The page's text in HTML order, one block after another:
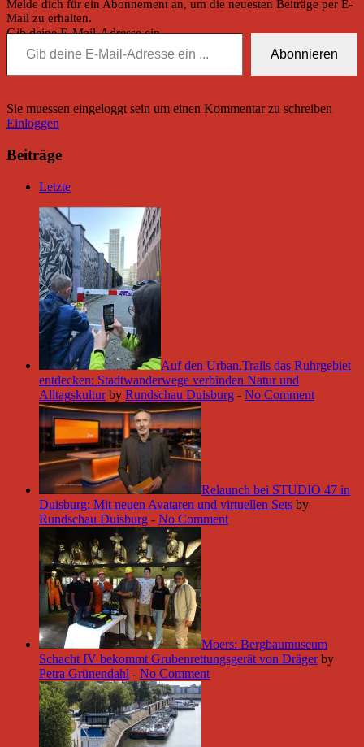
Melde dich für ein Abonnement an, um die neuesten Beiträge per E-
Mail zu erhalten.
Gib deine E-Mail-Adresse ein ...
Abonnieren
Sie muessen eingeloggt sein um einen Kommentar zu schreiben
Einloggen
Beiträge
Letzte
Auf den Urban.Trails das Ruhrgebiet
entdecken: Stadtwanderwege verbinden Natur und
Alltagskultur by Rundschau Duisburg - No Comment
Relaunch bei STUDIO 47 in
Duisburg: Mit neuen Avataren und virtuellen Sets by
Rundschau Duisburg - No Comment
Moers: Bergbaumuseum
Schacht IV bekommt Grubenrettungsgerät von Dräger by
Petra Grünendahl - No Comment